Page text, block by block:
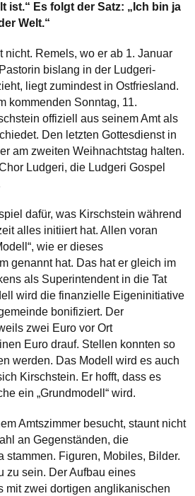
ist.“ Es folgt der Satz: „Ich bin ja
Welt.“
nicht. Remels, wo er ab 1. Januar
bislang in der Ludgeri-
liegt zumindest in Ostfriesland.
kommenden Sonntag, 11.
offiziell aus seinem Amt als
Den letzten Gottesdienst in
am zweiten Weihnachtstag halten.
Ludgeri, die Ludgeri Gospel
dafür, was Kirschstein während
alles initiiert hat. Allen voran
wie er dieses
genannt hat. Das hat er gleich im
als Superintendent in die Tat
wird die finanzielle Eigeninitiative
bonifiziert. Der
zwei Euro vor Ort
Euro drauf. Stellen konnten so
werden. Das Modell wird es auch
Kirschstein. Er hofft, dass es
ein „Grundmodell“ wird.
Amtszimmer besucht, staunt nicht
an Gegenständen, die
stammen. Figuren, Mobiles, Bilder.
zu sein. Der Aufbau eines
mit zwei dortigen anglikanischen